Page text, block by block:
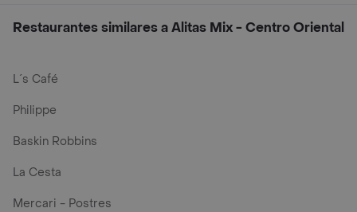
Restaurantes similares a Alitas Mix - Centro Oriental
L´s Café
Philippe
Baskin Robbins
La Cesta
Mercari - Postres